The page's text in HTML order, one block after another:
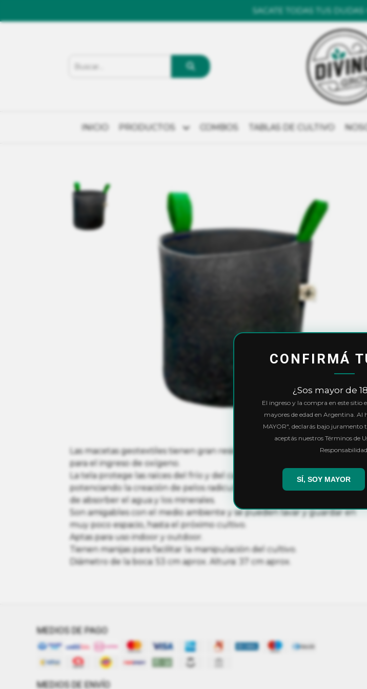
SACATE TODAS TUS DUDAS
INICIO PRODUCTOS COMBOS TABLAS DE CULTIVO
Las macetas geotextiles tienen gran resistencia y una buena porosidad
para el ingreso de oxígeno.
La tela protege las raíces del frío y del calor, y facilita la autopoda,
potenciando la creación de pelos radiculares que son los encargados
de absorber el agua y los minerales.
Son amigables con el medio ambiente y se pueden lavar y guardar en
muy poco espacio, hasta el próximo cultivo.
Aptas para uso indoor y outdoor.
Tienen manijas para facilitar la manipulación del cultivo.
Diámetro de la boca: 53 cm aprox. Altura: 37 cm aprox.
MEDIOS DE PAGO
MEDIOS DE ENVÍO
CONFIRMÁ
¿Sos mayor de
El ingreso y la compra en este sitio
mayores de edad en Argentina. Al
MAYOR", declarás bajo juramento
aceptás nuestros Términos de
Responsabilidad.
SÍ, SOY MAYOR